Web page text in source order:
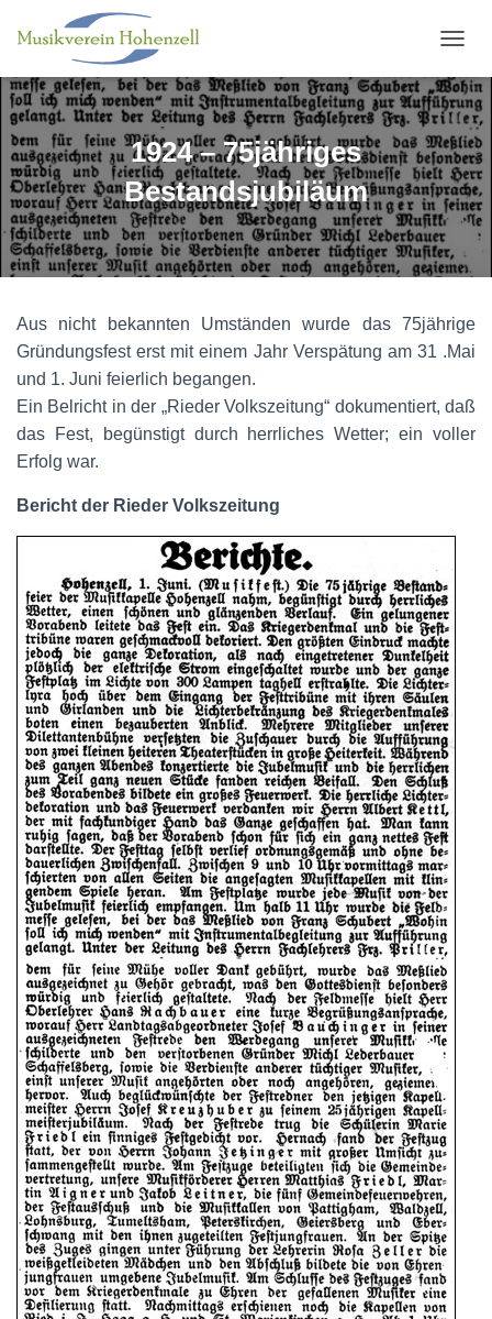
A
V
I
G
A
T
I
U
C
H
T
E
1924 – 75jähriges
Bestandsjubiläum
Aus nicht bekannten Umständen wurde das 75jährige
Gründungsfest erst mit einem Jahr Verspätung am 31 .Mai
und 1. Juni feierlich begangen.
Ein Belricht in der „Rieder Volkszeitung“ dokumentiert, daß
das Fest, begünstigt durch herrliches Wetter; ein voller
Erfolg war.
Bericht der Rieder Volkszeitung